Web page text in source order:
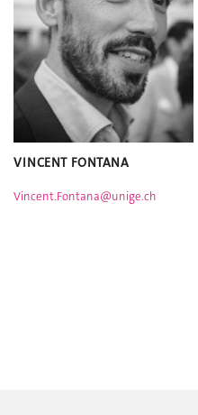
VINCENT FONTANA
Vincent.Fontana@unige.ch